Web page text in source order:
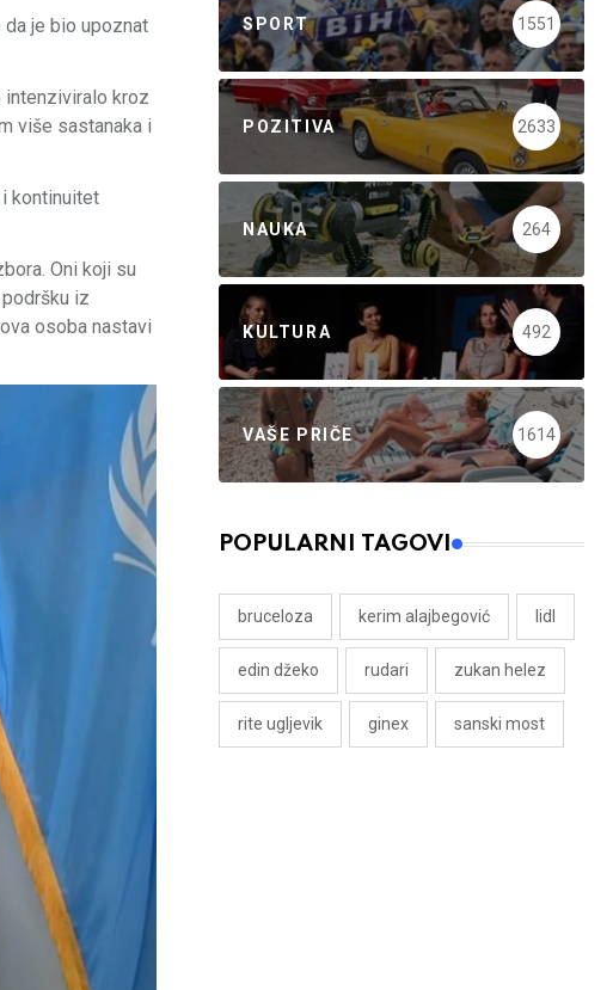
je bio upoznat
intenziviralo kroz
više sastanaka i
kontinuitet
Oni koji su
iz
osoba nastavi
SPORT 1551
POZITIVA 2633
NAUKA 264
KULTURA 492
VAŠE PRIČE 1614
POPULARNI TAGOVI
bruceloza kerim alajbegović lidl
edin džeko rudari zukan helez
rite ugljevik ginex sanski most